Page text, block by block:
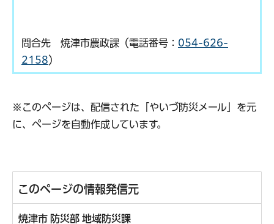
問合先 焼津市農政課（電話番号： 054-626-
2158）
※このページは、配信された「やいづ防災メール」を元
に、ページを自動作成しています。
このページの情報発信元
焼津市 防災部 地域防災課